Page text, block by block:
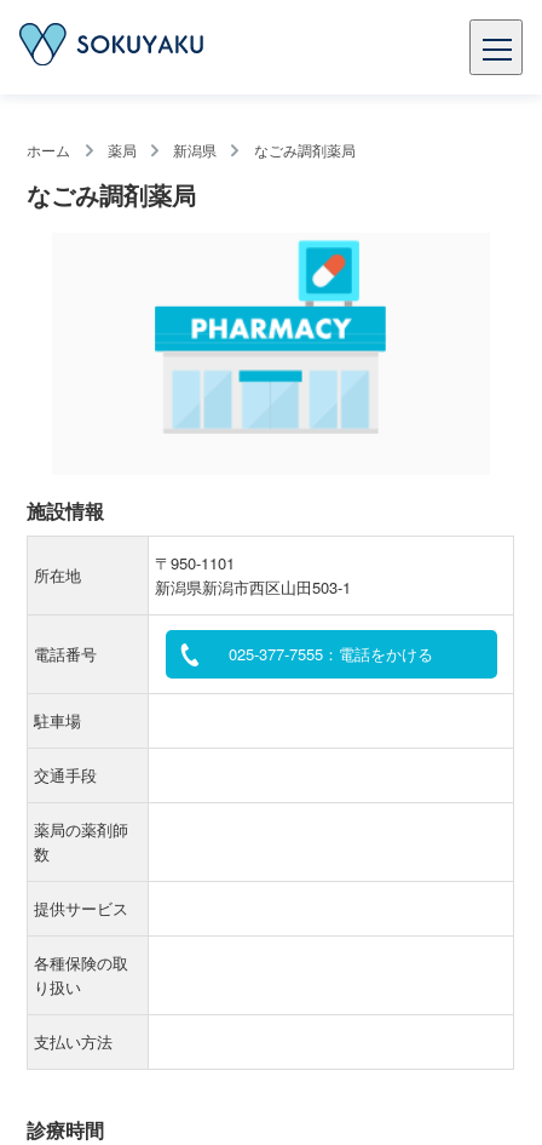
ホーム 薬局 新潟県 なごみ調剤薬局
なごみ調剤薬局
施設情報
所在地
〒950-1101
新潟県新潟市西区山田503-1
電話番号 025-377-7555：電話をかける
駐車場
交通手段
薬局の薬剤師
数
提供サービス
各種保険の取
り扱い
支払い方法
診療時間